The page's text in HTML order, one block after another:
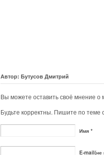
Автор: Бутусов Дмитрий
Вы можете оставить своё мнение
Будьте корректны. Пишите по теме
Имя *
E-mail(не